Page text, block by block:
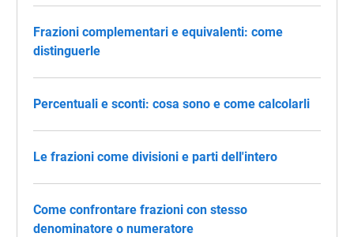
Frazioni complementari e equivalenti: come
distinguerle
Percentuali e sconti: cosa sono e come calcolarli
Le frazioni come divisioni e parti dell'intero
Come confrontare frazioni con stesso
denominatore o numeratore